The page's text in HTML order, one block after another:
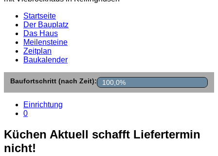
Startseite
Der Bauplatz
Das Haus
Meilensteine
Zeitplan
Baukalender
Baufortschritt (nach Zeit): 100,0%
Einrichtung
0
Küchen Aktuell schafft Liefertermin
nicht!